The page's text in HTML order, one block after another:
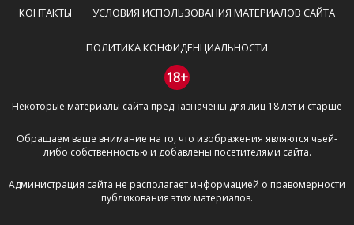
Пожалуйста, не используйте в комментарие
призывы к насилию и высказывания,
направленные на разжигание расовой,
межнациональной и религиозной розни —
пожалейте наших модераторов, они кстати
очень славные ребята, поверьте.
буквами.
Не копируйте рецензии с других сайтов, нам
важно именно ваше мнение.
Не размещайте рекламу!
КОНТАКТЫ УСЛОВИЯ ИСПОЛЬЗОВАНИЯ МАТЕРИАЛОВ САЙТА
ПОЛИТИКА КОНФИДЕНЦИАЛЬНОСТИ
18+
Некоторые материалы сайта предназначены для лиц 18 лет и старше
Обращаем ваше внимание на то, что изображения являются чьей-
либо собственностью и добавлены посетителями сайта.
Администрация сайта не располагает информацией о правомерности
публикования этих материалов.